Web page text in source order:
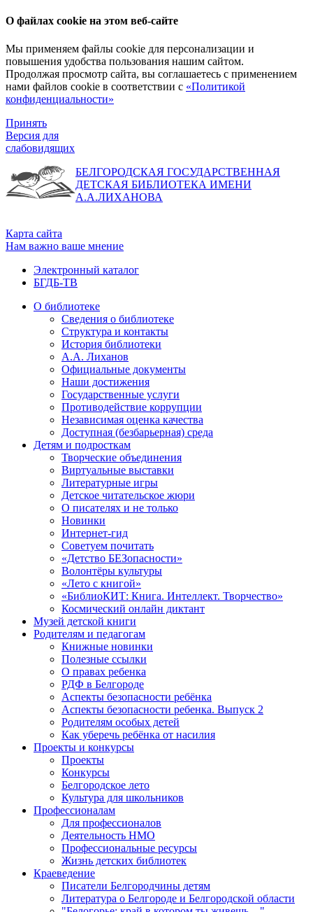
О файлах cookie на этом веб-сайте
Мы применяем файлы cookie для персонализации и
повышения удобства пользования нашим сайтом.
Продолжая просмотр сайта, вы соглашаетесь с применением
нами файлов cookie в соответствии с «Политикой
конфиденциальности»
Принять
Версия для
слабовидящих
БЕЛГОРОДСКАЯ ГОСУДАРСТВЕННАЯ
ДЕТСКАЯ БИБЛИОТЕКА ИМЕНИ
А.А.ЛИХАНОВА
Карта сайта
Нам важно ваше мнение
Электронный каталог
БГДБ-ТВ
О библиотеке
Сведения о библиотеке
Структура и контакты
История библиотеки
А.А. Лиханов
Официальные документы
Наши достижения
Государственные услуги
Противодействие коррупции
Независимая оценка качества
Доступная (безбарьерная) среда
Детям и подросткам
Творческие объединения
Виртуальные выставки
Литературные игры
Детское читательское жюри
О писателях и не только
Новинки
Интернет-гид
Советуем почитать
«Детство БЕЗопасности»
Волонтёры культуры
«Лето с книгой»
«БиблиоКИТ: Книга. Интеллект. Творчество»
Космический онлайн диктант
Музей детской книги
Родителям и педагогам
Книжные новинки
Полезные ссылки
О правах ребенка
РДФ в Белгороде
Аспекты безопасности ребёнка
Аспекты безопасности ребенка. Выпуск 2
Родителям особых детей
Как уберечь ребёнка от насилия
Проекты и конкурсы
Проекты
Конкурсы
Белгородское лето
Культура для школьников
Профессионалам
Для профессионалов
Деятельность НМО
Профессиональные ресурсы
Жизнь детских библиотек
Краеведение
Писатели Белгородчины детям
Литература о Белгороде и Белгородской области